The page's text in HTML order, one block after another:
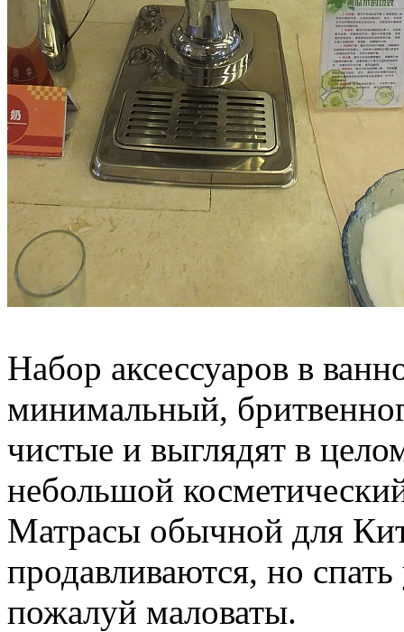
Набор аксессуаров в
минимальный,
чистые и выглядят в
небольшой
Матрасы обычной для
продавливаются, но
пожалуй маловаты.